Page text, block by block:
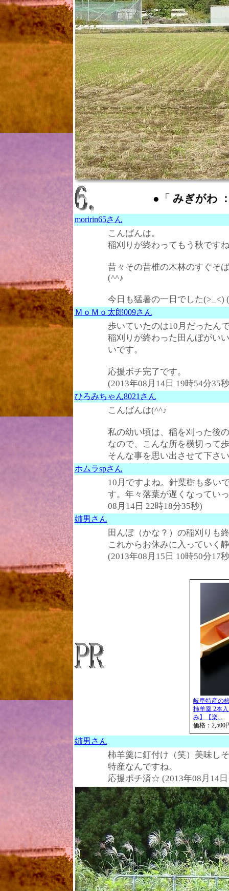
●「 みぎがわ
moririn65さん
こんばんは。
稲刈りが終わってもう秋です
昔々その昔椎の木林のすぐそ
(^^♪
今日も猛暑の一日でした(>_<)
ＭｏＭｏ太郎009さん
歩いていたのは10月だったん
稲刈りが終わった田んぼがい
いです。
応援ボチ完了です。
(2013年08月14日 19時54分35
ひろみちゃん8021さん
こんばんは(^^♪
私の幼い頃は、稲を刈った後
なので、こんな所を横切って
そんな事を思い出させて下さ
ホムラspさん
10月ですよね。針葉樹も多い
す。年々落葉が遅くなってい
08月14日 22時18分35秒)
姉男さん
田んぼ（かな？）の稲刈りも
これからお休みに入っていく
(2013年08月15日 10時50分17
岐阜特産の
柿羊羹 2本
み】【楽...
価格：2,500
姉男さん
柿羊羹に釘付け（笑）美味し
特産なんですね。
応援ポチ済☆ (2013年08月14